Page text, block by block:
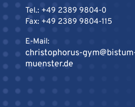
Tel.: +49 2389 9804-0
Fax: +49 2389 9804-115
E-Mail:
christophorus-
muenster.de